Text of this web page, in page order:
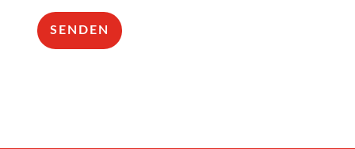
SENDEN